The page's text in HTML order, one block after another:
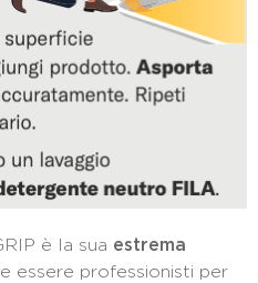
è la sua estrema
essere professionisti per